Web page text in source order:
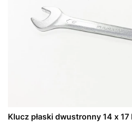
Klucz płaski dwustronny 14 x 17